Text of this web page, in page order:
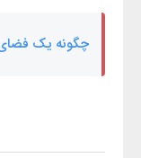
چگونه یک فضای